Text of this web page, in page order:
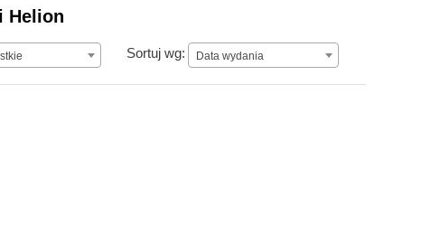
Helion
Sortuj wg: Data wydania
Data wydania